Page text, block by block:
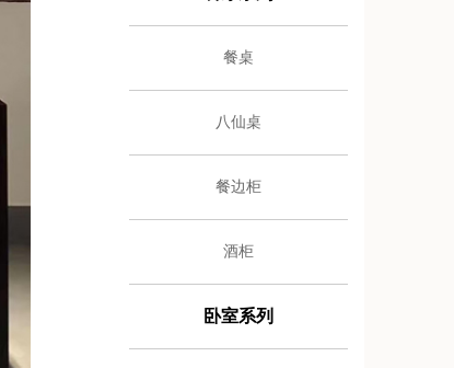
餐桌
八仙桌
餐边柜
酒柜
卧室系列